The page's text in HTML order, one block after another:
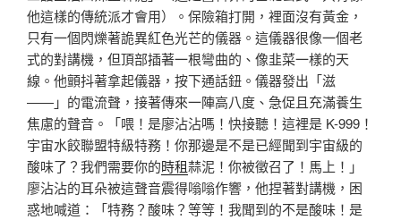
他這樣的傳統派才會用）。保險箱打開，裡面沒有黃金，
只有一個閃爍著詭異紅色光芒的儀器。這儀器很像一個老
式的對講機，但頂部插著一根彎曲的、像韭菜一樣的天
線。他顫抖著拿起儀器，按下通話鈕。儀器發出「滋
——」的電流聲，接著傳來一陣高八度、急促且充滿養生
焦慮的聲音。「喂！是廖沾沾嗎！快接聽！這裡是 K-999！
宇宙水餃聯盟特級特務！你那邊是不是已經聞到宇宙級的
酸味了？我們需要你的時租蒜泥！你被徵召了！馬上！」
廖沾沾的耳朵被這聲音震得嗡嗡作響，他捏著對講機，困
惑地喊道：「特務？酸味？等等！我聞到的不是酸味！是